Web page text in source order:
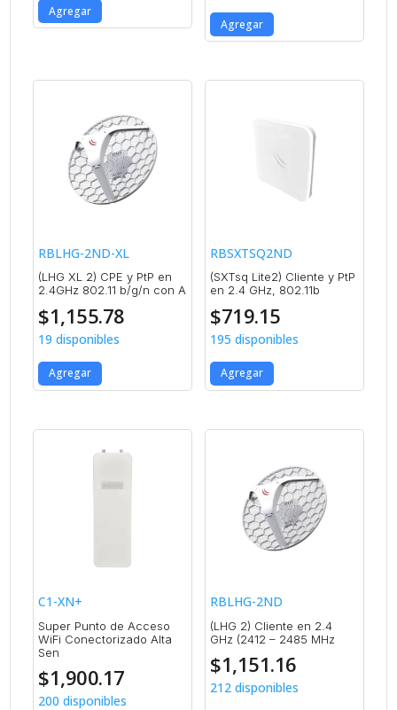
Agregar
Agregar
RBLHG-2ND-XL
(LHG XL 2) CPE y PtP en
2.4GHz 802.11 b/g/n con A
$1,155.78
19 disponibles
Agregar
RBSXTSQ2ND
(SXTsq Lite2) Cliente y PtP
en 2.4 GHz, 802.11b
$719.15
195 disponibles
Agregar
C1-XN+
Super Punto de Acceso
WiFi Conectorizado Alta
Sen
$1,900.17
200 disponibles
RBLHG-2ND
(LHG 2) Cliente en 2.4
GHz (2412 – 2485 MHz
$1,151.16
212 disponibles